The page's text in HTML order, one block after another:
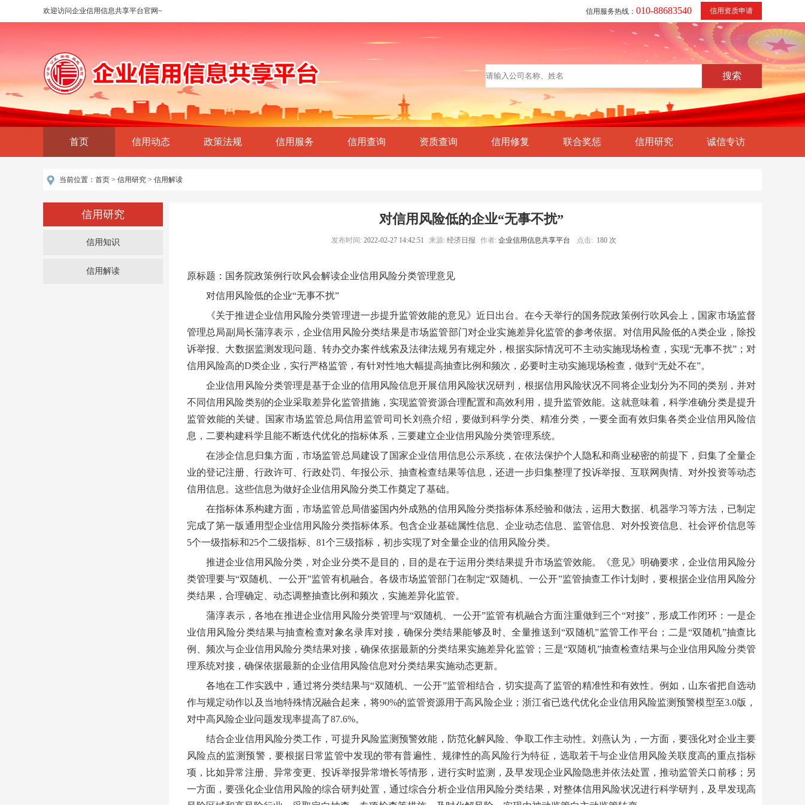
欢迎访问企业信用信息共享平台官网~ 信用服务热线： 010-88683540 信用资质申请
首页 信用动态 政策法规 信用服务 信用查询 资质查询 信用修复 联合奖惩 信用研究 诚信专访
当前位置： 首页 > 信用研究 > 信用解读
对信用风险低的企业“无事不扰”
发布时间: 2022-02-27 14:42:51 来源: 经济日报 作者: 企业信用信息共享平台 点击: 180 次
原标题：国务院政策例行吹风会解读企业信用风险分类管理意见
对信用风险低的企业“无事不扰”
《关于推进企业信用风险分类管理进一步提升监管效能的意见》近日出台。在今天举行的国务院政策例行吹风会上，国家市场监督
管理总局副局长蒲淳表示，企业信用风险分类结果是市场监管部门对企业实施差异化监管的参考依据。对信用风险低的A类企业，除投
诉举报、大数据监测发现问题、转办交办案件线索及法律法规另有规定外，根据实际情况可不主动实施现场检查，实现“无事不扰”；对
信用风险高的D类企业，实行严格监管，有针对性地大幅提高抽查比例和频次，必要时主动实施现场检查，做到“无处不在”。
企业信用风险分类管理是基于企业的信用风险信息开展信用风险状况研判，根据信用风险状况不同将企业划分为不同的类别，并对
不同信用风险类别的企业采取差异化监管措施，实现监管资源合理配置和高效利用，提升监管效能。这就意味着，科学准确分类是提升
监管效能的关键。国家市场监管总局信用监管司司长刘燕介绍，要做到科学分类、精准分类，一要全面有效归集各类企业信用风险信
息，二要构建科学且能不断迭代优化的指标体系，三要建立企业信用风险分类管理系统。
在涉企信息归集方面，市场监管总局建设了国家企业信用信息公示系统，在依法保护个人隐私和商业秘密的前提下，归集了全量企
业的登记注册、行政许可、行政处罚、年报公示、抽查检查结果等信息，还进一步归集整理了投诉举报、互联网舆情、对外投资等动态
信用信息。这些信息为做好企业信用风险分类工作奠定了基础。
在指标体系构建方面，市场监管总局借鉴国内外成熟的信用风险分类指标体系经验和做法，运用大数据、机器学习等方法，已制定
完成了第一版通用型企业信用风险分类指标体系。包含企业基础属性信息、企业动态信息、监管信息、对外投资信息、社会评价信息等
5个一级指标和25个二级指标、81个三级指标，初步实现了对全量企业的信用风险分类。
推进企业信用风险分类，对企业分类不是目的，目的是在于运用分类结果提升市场监管效能。《意见》明确要求，企业信用风险分
类管理要与“双随机、一公开”监管有机融合。各级市场监管部门在制定“双随机、一公开”监管抽查工作计划时，要根据企业信用风险分
类结果，合理确定、动态调整抽查比例和频次，实施差异化监管。
蒲淳表示，各地在推进企业信用风险分类管理与“双随机、一公开”监管有机融合方面注重做到三个“对接”，形成工作闭环：一是企
业信用风险分类结果与抽查检查对象名录库对接，确保分类结果能够及时、全量推送到“双随机”监管工作平台；二是“双随机”抽查比
例、频次与企业信用风险分类结果对接，确保依据最新的分类结果实施差异化监管；三是“双随机”抽查检查结果与企业信用风险分类管
理系统对接，确保依据最新的企业信用风险信息对分类结果实施动态更新。
各地在工作实践中，通过将分类结果与“双随机、一公开”监管相结合，切实提高了监管的精准性和有效性。例如，山东省把自选动
作与规定动作以及当地特殊情况融合起来，将90%的监管资源用于高风险企业；浙江省已迭代优化企业信用风险监测预警模型至3.0版，
对中高风险企业问题发现率提高了87.6%。
结合企业信用风险分类工作，可提升风险监测预警效能，防范化解风险、争取工作主动性。刘燕认为，一方面，要强化对企业主要
风险点的监测预警，要根据日常监管中发现的带有普遍性、规律性的高风险行为特征，选取若干与企业信用风险关联度高的重点指标
项，比如异常注册、异常变更、投诉举报异常增长等情形，进行实时监测，及早发现企业风险隐患并依法处置，推动监管关口前移；另
一方面，要强化企业信用风险的综合研判处置，通过综合分析企业信用风险分类结果，对整体信用风险状况进行科学研判，及早发现高
信用研究
信用知识
信用解读